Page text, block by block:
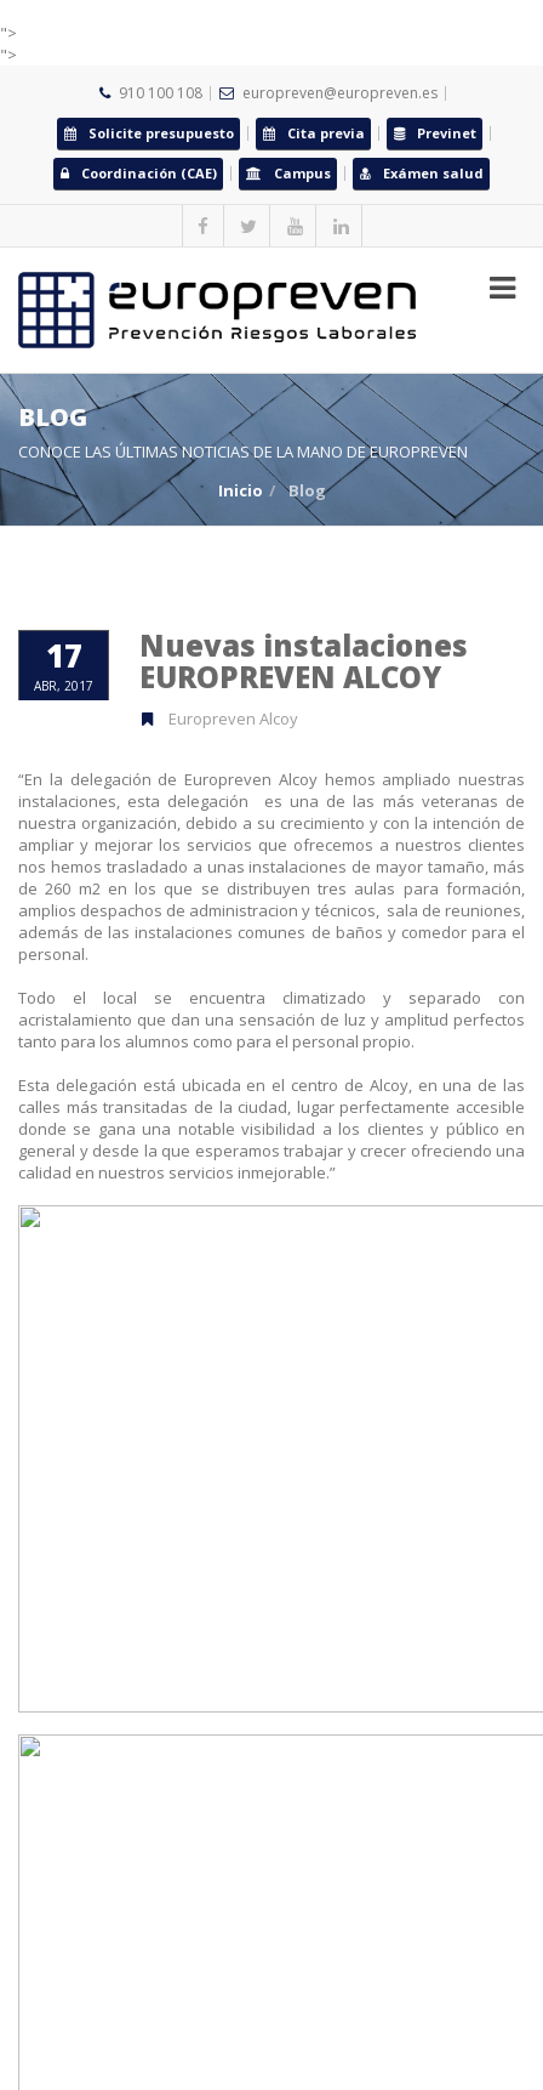
">
">
910 100 108 europreven@europreven.es
Solicite presupuesto Cita previa Previnet
Coordinación (CAE) Campus Exámen salud
BLOG
CONOCE LAS ÚLTIMAS NOTICIAS DE LA MANO DE EUROPREVEN
Inicio
Blog
17
ABR, 2017
Nuevas instalaciones
EUROPREVEN ALCOY
Europreven Alcoy
“En la delegación de Europreven Alcoy hemos ampliado nuestras
instalaciones, esta delegación es una de las más veteranas de
nuestra organización, debido a su crecimiento y con la intención de
ampliar y mejorar los servicios que ofrecemos a nuestros clientes
nos hemos trasladado a unas instalaciones de mayor tamaño, más
de 260 m2 en los que se distribuyen tres aulas para formación,
amplios despachos de administracion y técnicos, sala de reuniones,
además de las instalaciones comunes de baños y comedor para el
personal.
Todo el local se encuentra climatizado y separado con
acristalamiento que dan una sensación de luz y amplitud perfectos
tanto para los alumnos como para el personal propio.
Esta delegación está ubicada en el centro de Alcoy, en una de las
calles más transitadas de la ciudad, lugar perfectamente accesible
donde se gana una notable visibilidad a los clientes y público en
general y desde la que esperamos trabajar y crecer ofreciendo una
calidad en nuestros servicios inmejorable.”